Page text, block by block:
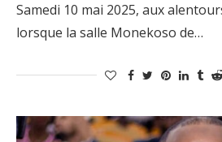
Samedi 10 mai 2025, aux
lorsque la salle Monekoso de…